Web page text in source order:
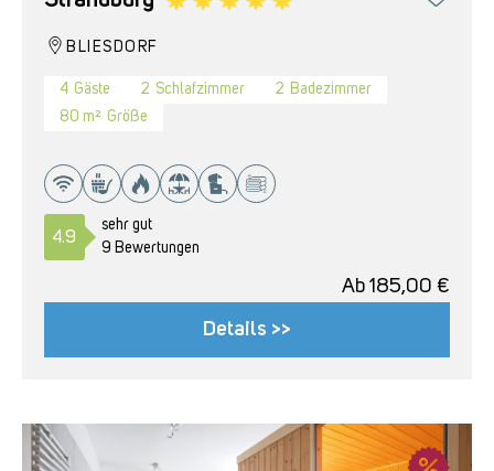
BLIESDORF
4 Gäste 2 Schlafzimmer 2 Badezimmer
80 m² Größe
4.9
sehr gut
9 Bewertungen
Ab 185,00 €
Details >>